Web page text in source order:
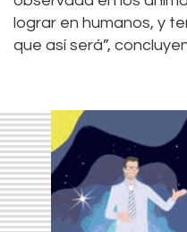
lograr en humanos, y
que así será”,